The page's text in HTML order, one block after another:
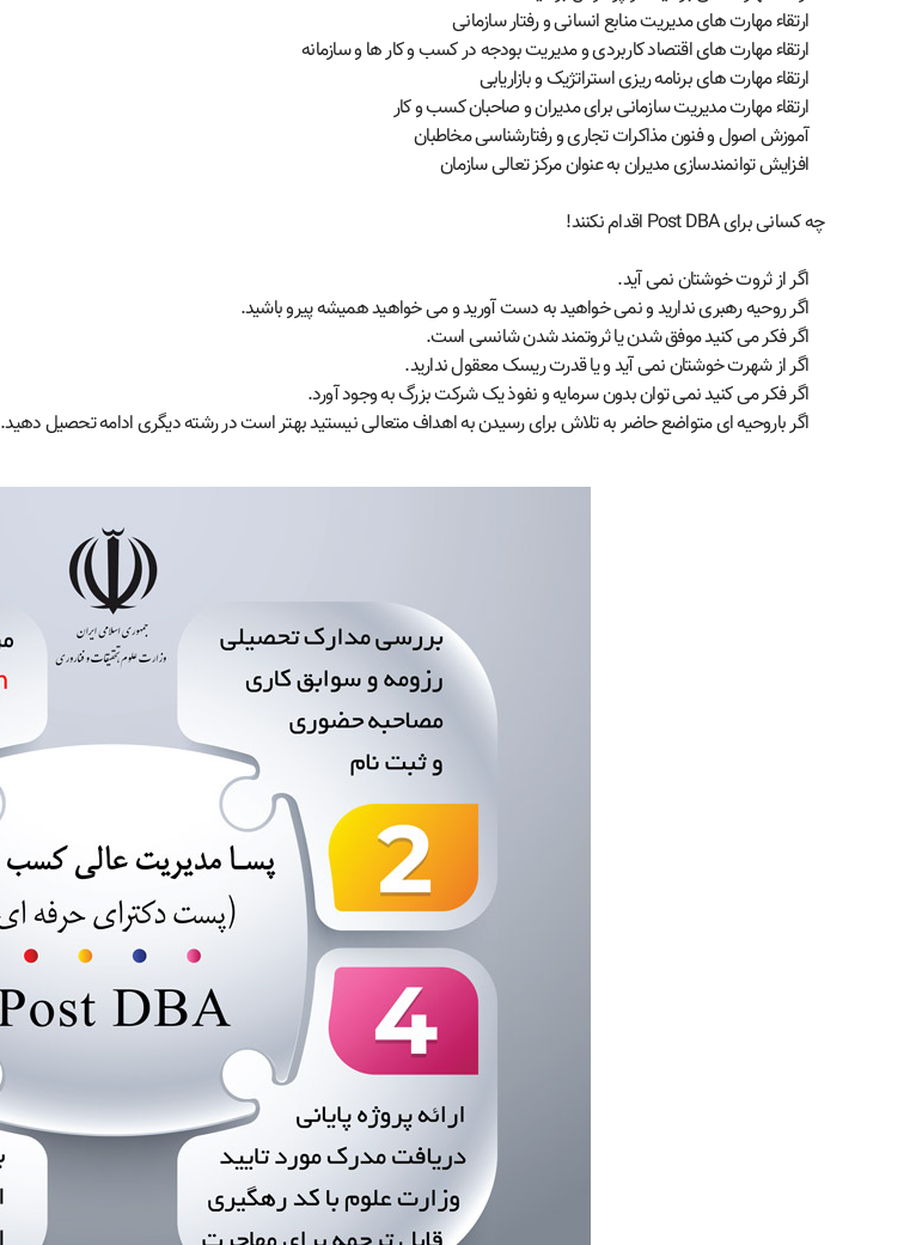
ارتقاء مهارت های مدیریت منابع انسانی و رفتار سازمانی
ارتقاء مهارت های اقتصاد کاربردی و مدیریت بودجه در کسب و کار ها و سازمانه
ارتقاء مهارت های برنامه ریزی استراتژیک و بازاریابی
ارتقاء مهارت مدیریت سازمانی برای مدیران و صاحبان کسب و کار
آموزش اصول و فنون مذاکرات تجاری و رفتارشناسی مخاطبان
افزایش توانمندسازی مدیران به عنوان مرکز تعالی سازمان
چه کسانی برای Post DBA اقدام نکنند!
اگر از ثروت خوشتان نمی آید.
اگر روحیه رهبری ندارید و نمی خواهید به دست آورید و می خواهید همیشه پیرو باشید.
اگر فکر می کنید موفق شدن یا ثروتمند شدن شانسی است.
اگر از شهرت خوشتان نمی آید و یا قدرت ریسک معقول ندارید.
اگر فکر می کنید نمی توان بدون سرمایه و نفوذ یک شرکت بزرگ به وجود آورد.
اگر باروحیه ای متواضع حاضر به تلاش برای رسیدن به اهداف متعالی نیستید بهتر است در رشته دیگری ادامه تحصیل دهید.